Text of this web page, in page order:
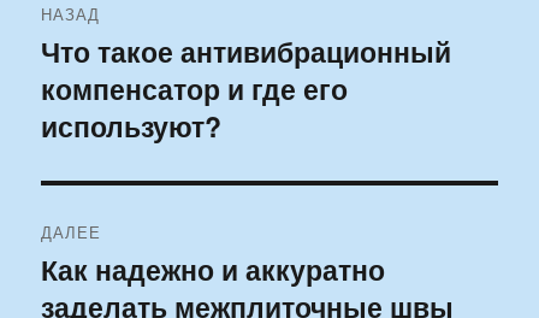
по
записям
НАЗАД
Предыдущая
запись:
Что такое антивибрационный
компенсатор и где его
используют?
ДАЛЕЕ
Следующая
запись:
Как надежно и аккуратно
заделать межплиточные швы